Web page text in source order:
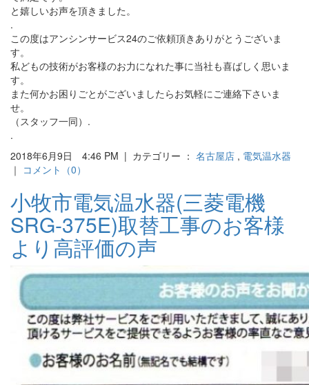
と嬉しいお声を頂きました。
.
この度はアンシンサービス24のご依頼頂きありがとうございま
す。
私どもの技術がお客様のお力になれた事に当社も喜ばしく思いま
す。
また何かお困りごとがございましたらお気軽にご連絡下さいま
せ。
（スタッフ一同）.
.
2018年6月9日 4:46 PM | カテゴリー ： 名古屋店 , 電気温水器
｜ コメント（0）
小牧市電気温水器(三菱電機
SRG-375E)取替工事のお客様
より高評価の声